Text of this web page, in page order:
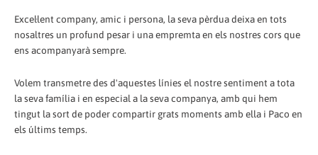
Excel·lent company, amic i persona, la seva pèrdua deixa en tots
nosaltres un profund pesar i una empremta en els nostres cors que
ens acompanyarà sempre.
Volem transmetre des d'aquestes línies el nostre sentiment a tota
la seva família i en especial a la seva companya, amb qui hem
tingut la sort de poder compartir grats moments amb ella i Paco en
els últims temps.